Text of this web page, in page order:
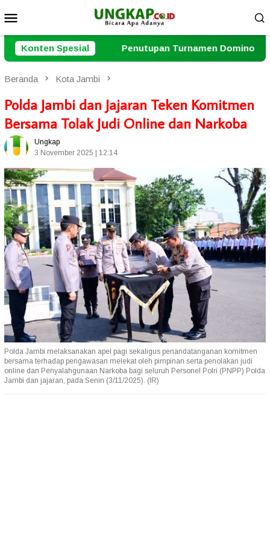
ke
kontenMobile
Konten Spesial
Penutupan Turnamen Domino Dihadiri Kapolresta dan
Beranda Kota Jambi
Polda Jambi dan Jajaran Teken Komitmen
Bersama Tolak Judi Online dan Narkoba
Ungkap
3 November 2025 | 12:14
Polda Jambi melaksanakan apel pagi sekaligus penandatanganan komitmen
bersama terhadap pengawasan melekat oleh pimpinan serta penolakan judi
online dan Penyalahgunaan Narkoba bagi seluruh Personel Polri (PNPP) Polda
Jambi dan jajaran, pada Senin (3/11/2025). (IR)